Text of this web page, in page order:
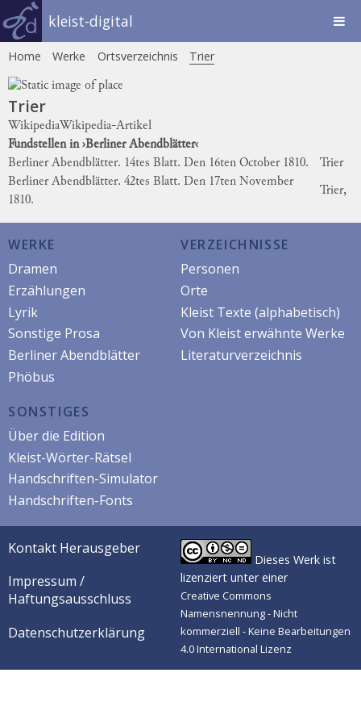
kleist-digital
Home Werke Ortsverzeichnis Trier
Trier
WikipediaWikipedia-Artikel
Fundstellen in ›Berliner Abendblätter‹
Berliner Abendblätter. 14tes Blatt. Den 16ten October 1810.
Trier
Berliner Abendblätter. 42tes Blatt. Den 17ten November
1810.
Trier,
WERKE
Dramen
Erzählungen
Lyrik
Sonstige Prosa
Berliner Abendblätter
Phöbus
VERZEICHNISSE
Personen
Orte
Kleist Texte (alphabetisch)
Von Kleist erwähnte Werke
Literaturverzeichnis
SONSTIGES
Über die Edition
Kleist-Wörter-Rätsel
Handschriften-Simulator
Handschriften-Fonts
Kontakt Herausgeber
Impressum /
Haftungsausschluss
Datenschutzerklärung
Dieses Werk ist
lizenziert unter einer
Creative Commons
Namensnennung - Nicht
kommerziell - Keine Bearbeitungen
4.0 International Lizenz